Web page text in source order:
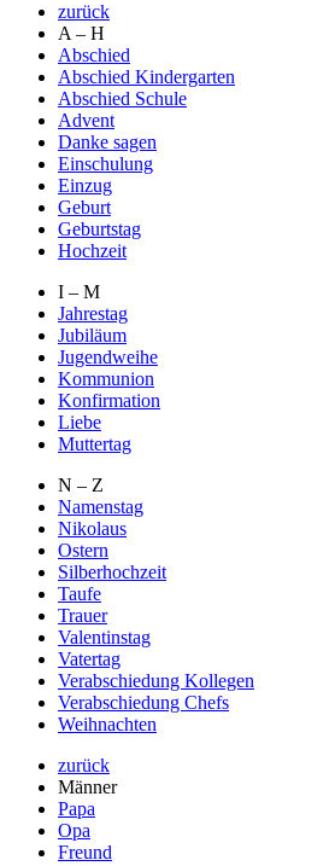
zurück
A – H
Abschied
Abschied Kindergarten
Abschied Schule
Advent
Danke sagen
Einschulung
Einzug
Geburt
Geburtstag
Hochzeit
I – M
Jahrestag
Jubiläum
Jugendweihe
Kommunion
Konfirmation
Liebe
Muttertag
N – Z
Namenstag
Nikolaus
Ostern
Silberhochzeit
Taufe
Trauer
Valentinstag
Vatertag
Verabschiedung Kollegen
Verabschiedung Chefs
Weihnachten
zurück
Männer
Papa
Opa
Freund